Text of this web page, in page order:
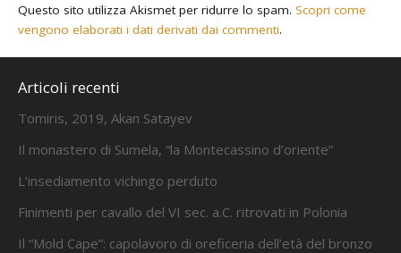
Questo sito utilizza Akismet per ridurre lo spam. Scopri come
vengono elaborati i dati derivati dai commenti.
Articoli recenti
Tomiris, 2019, Akan Satayev
Il monastero di Sumela, “la Montecassino d’oriente”
L’insediamento vichingo perduto
Finimenti per cavallo del VI sec. a.C. ritrovati in Polonia
Il “Mold Cape”: capolavoro di oreficeria dell’età del bronzo